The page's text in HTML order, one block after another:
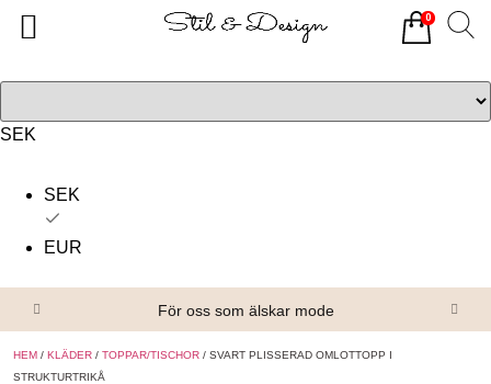
SEK
SEK
EUR
För oss som älskar mode
HEM / KLÄDER / TOPPAR/TISCHOR / SVART PLISSERAD OMLOTTOPP I
STRUKTURTRIKÅ
0
Alla produkter
Om oss